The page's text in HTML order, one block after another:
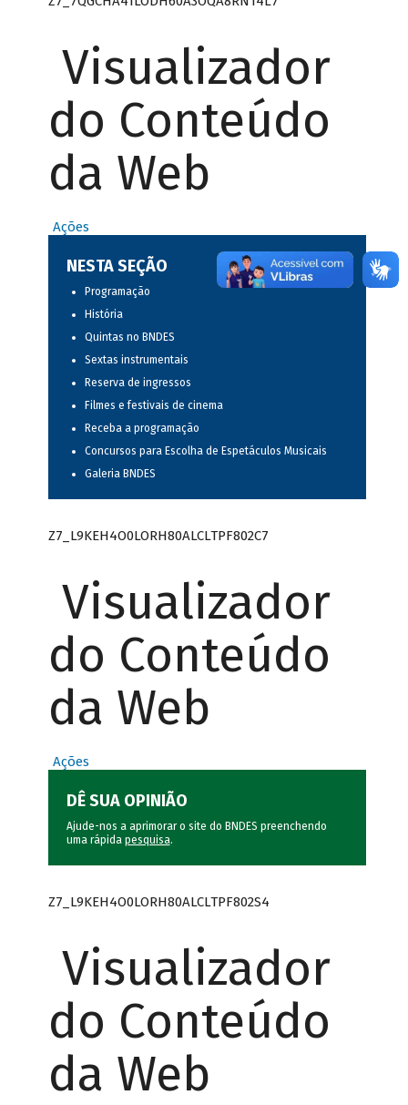
Visualizador
do Conteúdo
da Web
Ações
NESTA SEÇÃO
Programação
História
Quintas no BNDES
Sextas instrumentais
Reserva de ingressos
Filmes e festivais de cinema
Receba a programação
Concursos para Escolha de Espetáculos Musicais
Galeria BNDES
Z7_L9KEH4O0LORH80ALCLTPF802C7
Visualizador
do Conteúdo
da Web
Ações
DÊ SUA OPINIÃO
Ajude-nos a aprimorar o site do BNDES preenchendo
uma rápida pesquisa.
Z7_L9KEH4O0LORH80ALCLTPF802S4
Visualizador
do Conteúdo
da Web